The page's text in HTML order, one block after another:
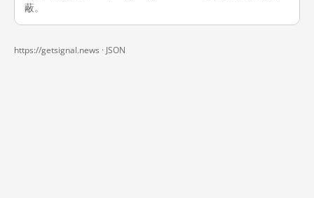
蔽。
https://getsignal.news · JSON